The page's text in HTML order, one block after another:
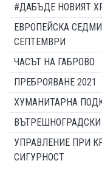
#ДАБЪДЕ НОВИЯТ
ЕВРОПЕЙСКА
СЕПТЕМВРИ
ЧАСЪТ НА ГАБРОВО
ПРЕБРОЯВАНЕ 2021
ХУМАНИТАРНА
УПРАВЛЕНИЕ ПРИ
СИГУРНОСТ